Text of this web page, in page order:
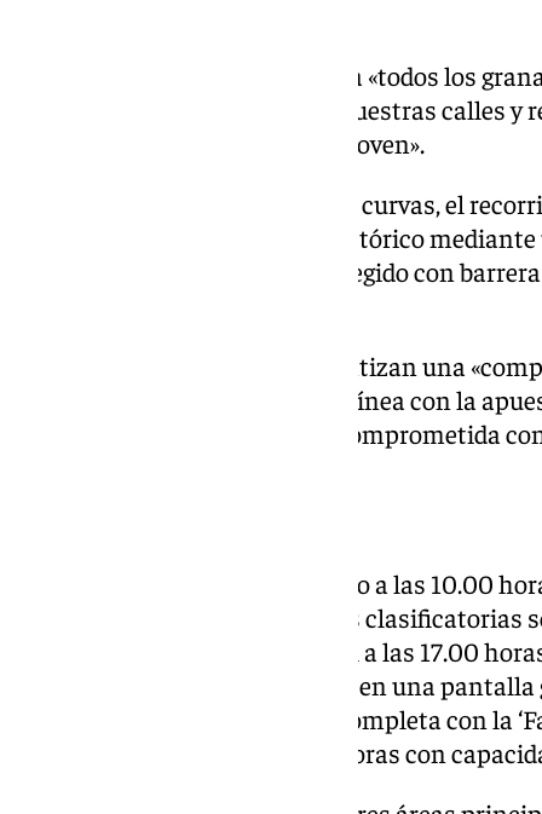
Al hilo, la regidora ha animado a «todos los
jornada que «hará historia en nuestras calles
ciudad viva y abierta al talento joven».
Con 730 metros de longitud y 17 curvas, el
principales calles del centro histórico
«completamente vallado y protegido con
Los karts 100% eléctricos garantizan una
respetuosa con el entorno», en línea con la
de ciudad verde, innovadora y comprometida
Las actividades dieron comienzo a las 10.00
zonas del circuito, y las carreras clasificatorias
horas, seguidas por la gran final a las 17.00
distintos puntos del recorrido y en una
Real. Asimismo, la jornada se completa con la
abrirá sus puertas a las 16.00 horas con